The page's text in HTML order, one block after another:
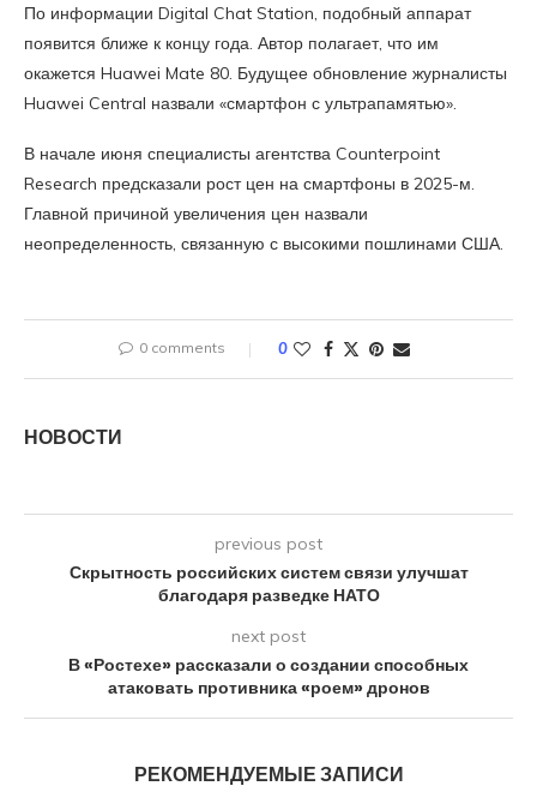
По информации Digital Chat Station, подобный аппарат
появится ближе к концу года. Автор полагает, что им
окажется Huawei Mate 80. Будущее обновление журналисты
Huawei Central назвали «смартфон с ультрапамятью».
В начале июня специалисты агентства Counterpoint
Research предсказали рост цен на смартфоны в 2025-м.
Главной причиной увеличения цен назвали
неопределенность, связанную с высокими пошлинами США.
0 comments 0
НОВОСТИ
previous post
Скрытность российских систем связи улучшат
благодаря разведке НАТО
next post
В «Ростехе» рассказали о создании способных
атаковать противника «роем» дронов
РЕКОМЕНДУЕМЫЕ ЗАПИСИ